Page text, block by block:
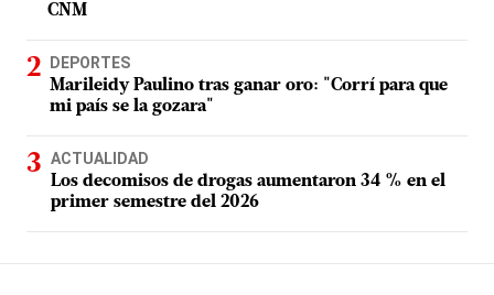
CNM
DEPORTES
Marileidy Paulino tras ganar oro: "Corrí para que
mi país se la gozara"
ACTUALIDAD
Los decomisos de drogas aumentaron 34 % en el
primer semestre del 2026